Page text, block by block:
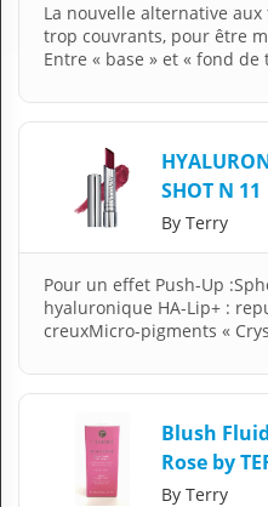
Vétérinaire
O
T
FR Français
La nouvelle alternative
trop couvrants, pour être
Entre « base » et « fond de
SHOT N 11
By Terry
Pour un effet Push-Up
hyaluronique HA-Lip+ :
creuxMicro-pigments «
Blush
Rose by
By Terry